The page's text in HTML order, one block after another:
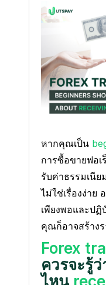
หากคุณเป็น
การซื้อขายฟอเ
รับค่าธรรมเนี
ไม่ใช่เรื่องง่าย
เพียงพอและปฏิ
คุณก็อาจสร้างร
Forex
ควรจะรู้
ไหน